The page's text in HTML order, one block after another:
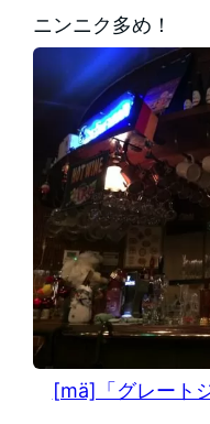
ニンニク多め！
[mä]「グレート